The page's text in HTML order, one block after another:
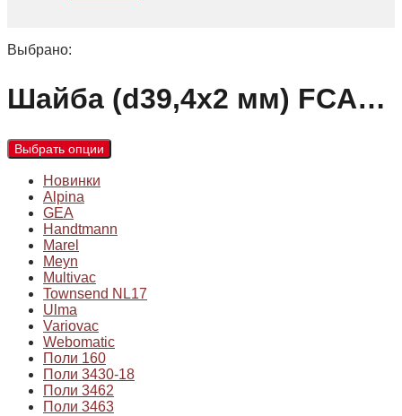
Выбрано:
Шайба (d39,4x2 мм) FCA…
Выбрать опции
Новинки
Alpina
GEA
Handtmann
Marel
Meyn
Multivac
Townsend NL17
Ulma
Variovac
Webomatic
Поли 160
Поли 3430-18
Поли 3462
Поли 3463